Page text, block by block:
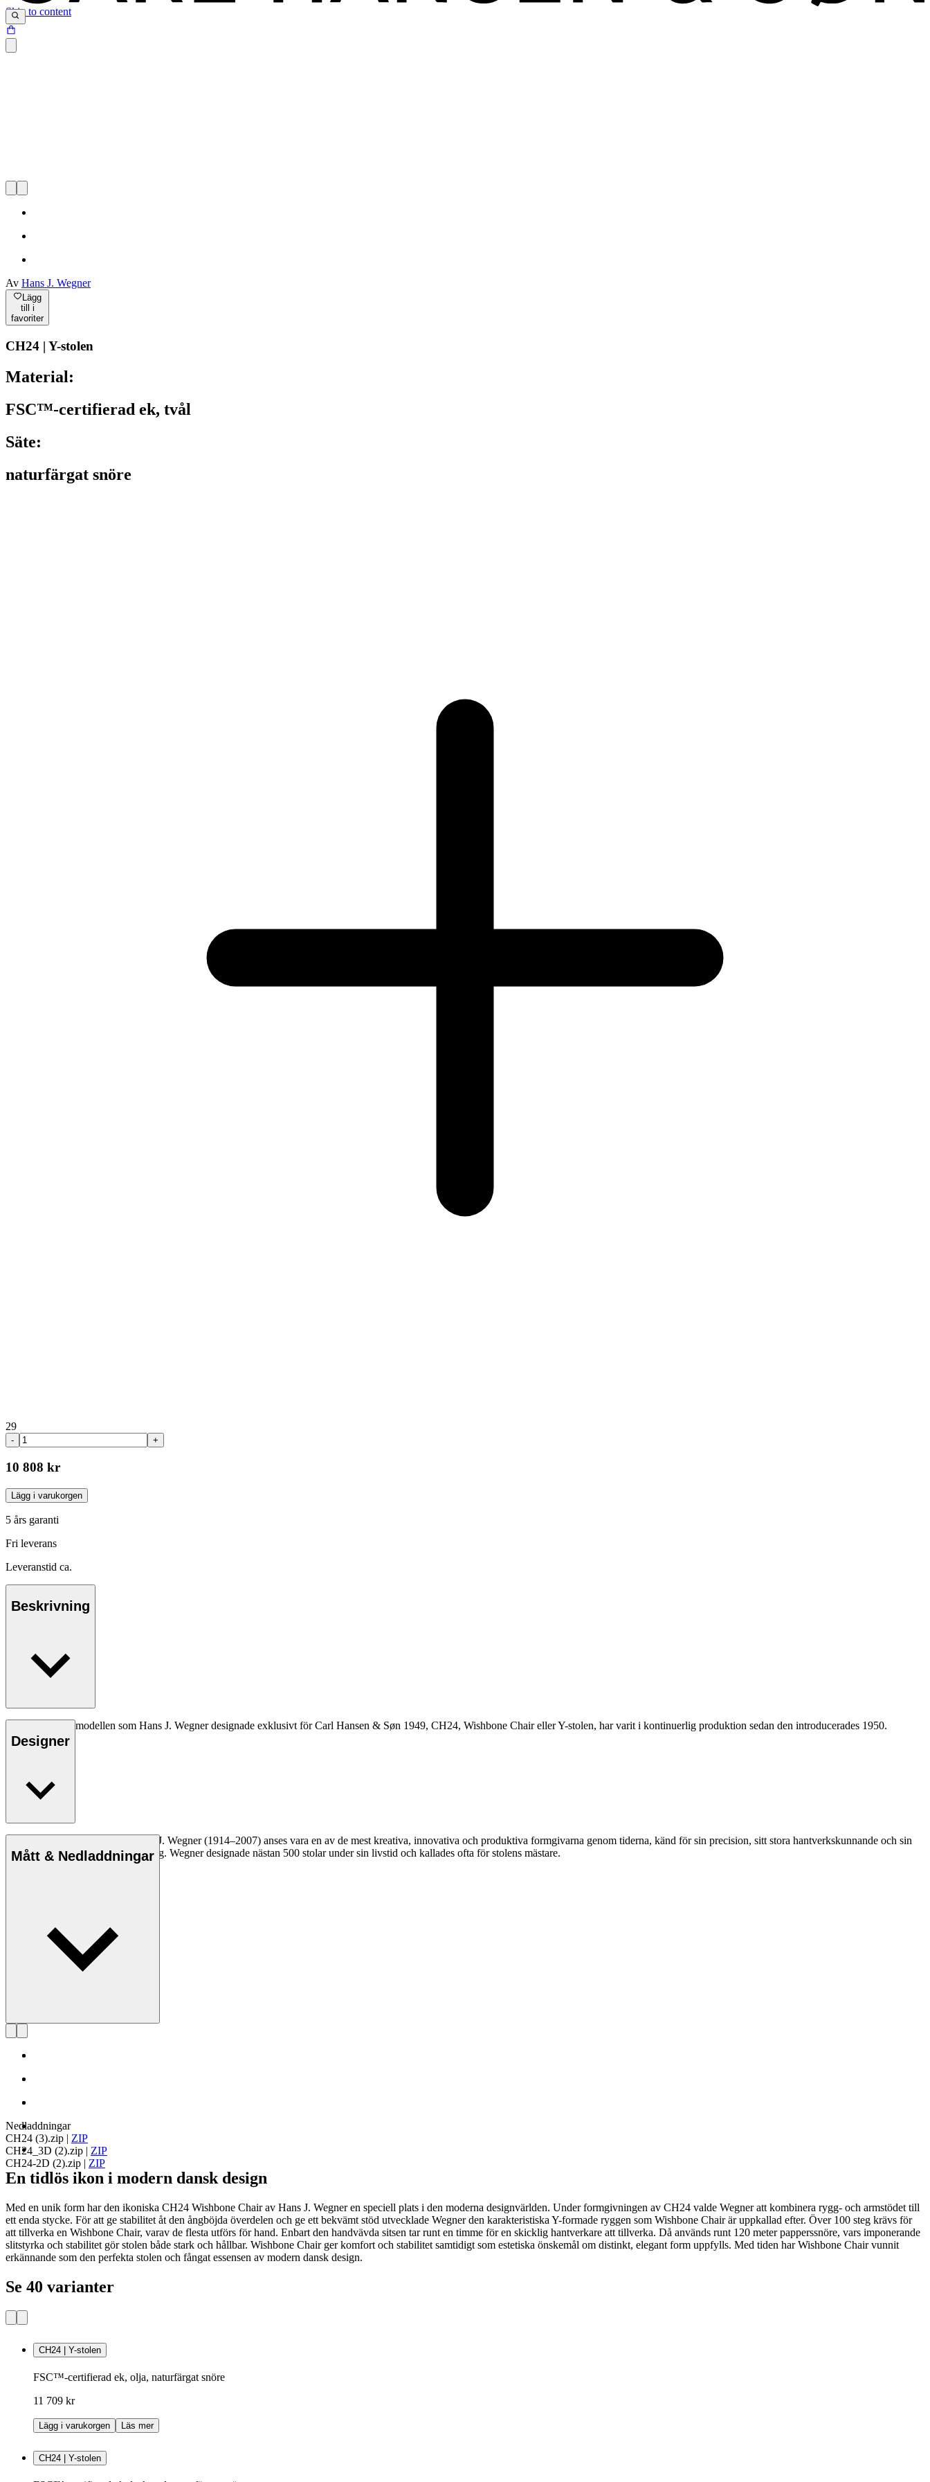
Skip to content
Av Hans J. Wegner
Lägg
till i
favoriter
CH24 | Y-stolen
Material:
FSC™-certifierad ek, tvål
Säte:
naturfärgat snöre
29
- +
10 808 kr
Lägg i varukorgen
5 års garanti
Fri leverans
Leveranstid ca.
Beskrivning
Den allra första modellen som Hans J. Wegner designade exklusivt för Carl Hansen & Søn 1949, CH24, Wishbone Chair eller Y-stolen, har varit i kontinuerlig produktion sedan den introducerades 1950.
Läs mer
Designer
Den danske möbeldesignern Hans J. Wegner (1914–2007) anses vara en av de mest kreativa, innovativa och produktiva formgivarna genom tiderna, känd för sin precision, sitt stora hantverkskunnande och sin
kompromisslösa syn på formgivning. Wegner designade nästan 500 stolar under sin livstid och kallades ofta för stolens mästare.
Mått & Nedladdningar
Nedladdningar
CH24 (3).zip | ZIP
CH24_3D (2).zip | ZIP
CH24-2D (2).zip | ZIP
En tidlös ikon i modern dansk design
Med en unik form har den ikoniska CH24 Wishbone Chair av Hans J. Wegner en speciell plats i den moderna designvärlden. Under formgivningen av CH24 valde Wegner att kombinera rygg- och armstödet till
ett enda stycke. För att ge stabilitet åt den ångböjda överdelen och ge ett bekvämt stöd utvecklade Wegner den karakteristiska Y-formade ryggen som Wishbone Chair är uppkallad efter. Över 100 steg krävs för
att tillverka en Wishbone Chair, varav de flesta utförs för hand. Enbart den handvävda sitsen tar runt en timme för en skicklig hantverkare att tillverka. Då används runt 120 meter papperssnöre, vars imponerande
slitstyrka och stabilitet gör stolen både stark och hållbar. Wishbone Chair ger komfort och stabilitet samtidigt som estetiska önskemål om distinkt, elegant form uppfylls. Med tiden har Wishbone Chair vunnit
erkännande som den perfekta stolen och fångat essensen av modern dansk design.
Se 40 varianter
CH24 | Y-stolen
FSC™-certifierad ek, olja, naturfärgat snöre
11 709 kr
Lägg i varukorgen Läs mer
CH24 | Y-stolen